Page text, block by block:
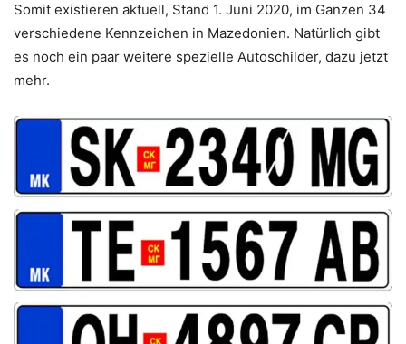
Somit existieren aktuell, Stand 1. Juni 2020, im Ganzen 34
verschiedene Kennzeichen in Mazedonien. Natürlich gibt
es noch ein paar weitere spezielle Autoschilder, dazu jetzt
mehr.